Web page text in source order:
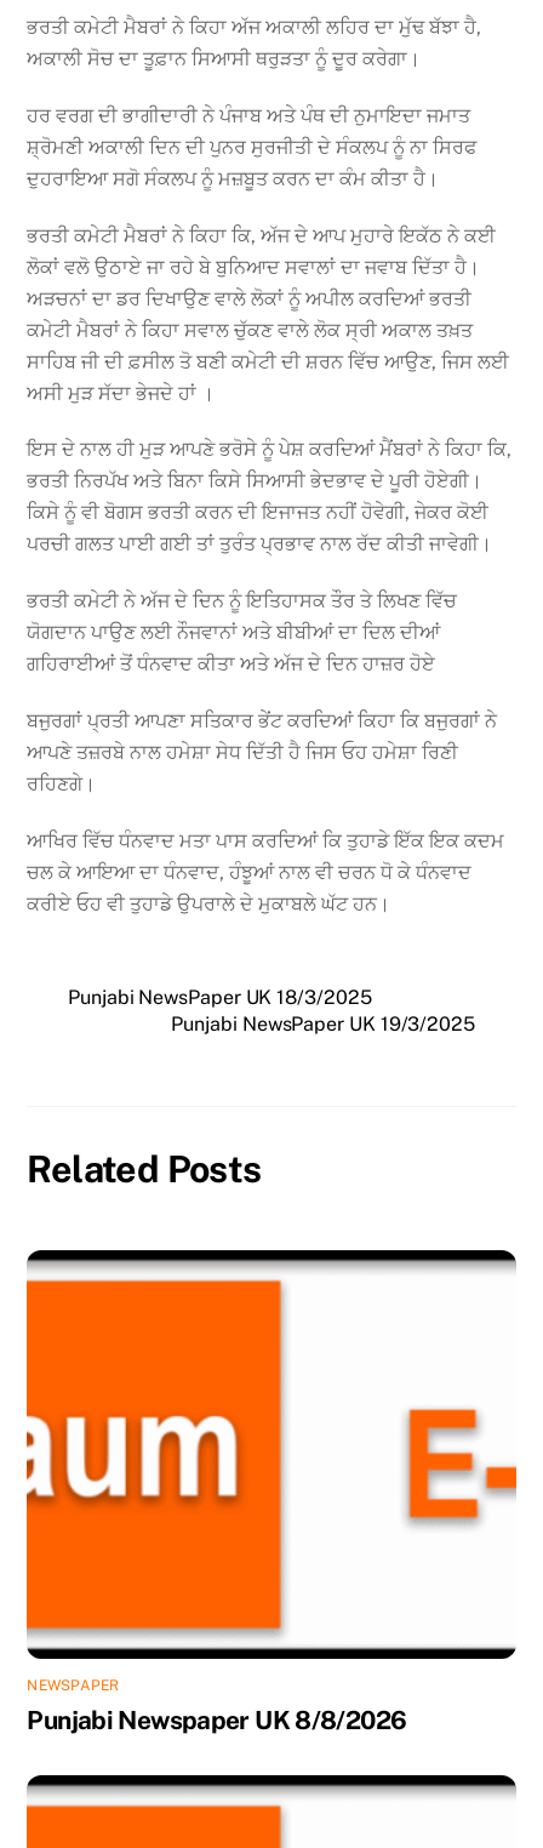
ਭਰਤੀ ਕਮੇਟੀ ਮੈਬਰਾਂ ਨੇ ਕਿਹਾ ਅੱਜ ਅਕਾਲੀ ਲਹਿਰ ਦਾ ਮੁੱਢ ਬੱਝਾ ਹੈ,
ਅਕਾਲੀ ਸੋਚ ਦਾ ਤੂਫ਼ਾਨ ਸਿਆਸੀ ਥਰੁੜਤਾ ਨੂੰ ਦੂਰ ਕਰੇਗਾ।
ਹਰ ਵਰਗ ਦੀ ਭਾਗੀਦਾਰੀ ਨੇ ਪੰਜਾਬ ਅਤੇ ਪੰਥ ਦੀ ਨੁਮਾਇਦਾ ਜਮਾਤ
ਸ਼੍ਰੋਮਣੀ ਅਕਾਲੀ ਦਿਨ ਦੀ ਪੁਨਰ ਸੁਰਜੀਤੀ ਦੇ ਸੰਕਲਪ ਨੂੰ ਨਾ ਸਿਰਫ
ਦੁਹਰਾਇਆ ਸਗੋ ਸੰਕਲਪ ਨੂੰ ਮਜ਼ਬੂਤ ਕਰਨ ਦਾ ਕੰਮ ਕੀਤਾ ਹੈ।
ਭਰਤੀ ਕਮੇਟੀ ਮੈਬਰਾਂ ਨੇ ਕਿਹਾ ਕਿ, ਅੱਜ ਦੇ ਆਪ ਮੁਹਾਰੇ ਇਕੱਠ ਨੇ ਕਈ
ਲੋਕਾਂ ਵਲੋ ਉਠਾਏ ਜਾ ਰਹੇ ਬੇ ਬੁਨਿਆਦ ਸਵਾਲਾਂ ਦਾ ਜਵਾਬ ਦਿੱਤਾ ਹੈ।
ਅੜਚਨਾਂ ਦਾ ਡਰ ਦਿਖਾਉਣ ਵਾਲੇ ਲੋਕਾਂ ਨੂੰ ਅਪੀਲ ਕਰਦਿਆਂ ਭਰਤੀ
ਕਮੇਟੀ ਮੈਬਰਾਂ ਨੇ ਕਿਹਾ ਸਵਾਲ ਚੁੱਕਣ ਵਾਲੇ ਲੋਕ ਸ੍ਰੀ ਅਕਾਲ ਤਖ਼ਤ
ਸਾਹਿਬ ਜੀ ਦੀ ਫ਼ਸੀਲ ਤੋ ਬਣੀ ਕਮੇਟੀ ਦੀ ਸ਼ਰਨ ਵਿੱਚ ਆਉਣ, ਜਿਸ ਲਈ
ਅਸੀ ਮੁੜ ਸੱਦਾ ਭੇਜਦੇ ਹਾਂ ।
ਇਸ ਦੇ ਨਾਲ ਹੀ ਮੁੜ ਆਪਣੇ ਭਰੋਸੇ ਨੂੰ ਪੇਸ਼ ਕਰਦਿਆਂ ਮੈਂਬਰਾਂ ਨੇ ਕਿਹਾ ਕਿ,
ਭਰਤੀ ਨਿਰਪੱਖ ਅਤੇ ਬਿਨਾ ਕਿਸੇ ਸਿਆਸੀ ਭੇਦਭਾਵ ਦੇ ਪੂਰੀ ਹੋਏਗੀ।
ਕਿਸੇ ਨੂੰ ਵੀ ਬੋਗਸ ਭਰਤੀ ਕਰਨ ਦੀ ਇਜਾਜਤ ਨਹੀਂ ਹੋਵੇਗੀ, ਜੇਕਰ ਕੋਈ
ਪਰਚੀ ਗਲਤ ਪਾਈ ਗਈ ਤਾਂ ਤੁਰੰਤ ਪ੍ਰਭਾਵ ਨਾਲ ਰੱਦ ਕੀਤੀ ਜਾਵੇਗੀ।
ਭਰਤੀ ਕਮੇਟੀ ਨੇ ਅੱਜ ਦੇ ਦਿਨ ਨੂੰ ਇਤਿਹਾਸਕ ਤੌਰ ਤੇ ਲਿਖਣ ਵਿੱਚ
ਯੋਗਦਾਨ ਪਾਉਣ ਲਈ ਨੌਜਵਾਨਾਂ ਅਤੇ ਬੀਬੀਆਂ ਦਾ ਦਿਲ ਦੀਆਂ
ਗਹਿਰਾਈਆਂ ਤੋਂ ਧੰਨਵਾਦ ਕੀਤਾ ਅਤੇ ਅੱਜ ਦੇ ਦਿਨ ਹਾਜ਼ਰ ਹੋਏ
ਬਜੁਰਗਾਂ ਪ੍ਰਤੀ ਆਪਣਾ ਸਤਿਕਾਰ ਭੇਂਟ ਕਰਦਿਆਂ ਕਿਹਾ ਕਿ ਬਜੁਰਗਾਂ ਨੇ
ਆਪਣੇ ਤਜ਼ਰਬੇ ਨਾਲ ਹਮੇਸ਼ਾ ਸੇਧ ਦਿੱਤੀ ਹੈ ਜਿਸ ਓਹ ਹਮੇਸ਼ਾ ਰਿਣੀ
ਰਹਿਣਗੇ।
ਆਖਿਰ ਵਿੱਚ ਧੰਨਵਾਦ ਮਤਾ ਪਾਸ ਕਰਦਿਆਂ ਕਿ ਤੁਹਾਡੇ ਇੱਕ ਇਕ ਕਦਮ
ਚਲ ਕੇ ਆਇਆ ਦਾ ਧੰਨਵਾਦ, ਹੰਝੂਆਂ ਨਾਲ ਵੀ ਚਰਨ ਧੋ ਕੇ ਧੰਨਵਾਦ
ਕਰੀਏ ਓਹ ਵੀ ਤੁਹਾਡੇ ਉਪਰਾਲੇ ਦੇ ਮੁਕਾਬਲੇ ਘੱਟ ਹਨ।
Punjabi NewsPaper UK 18/3/2025
Punjabi NewsPaper UK 19/3/2025
Related Posts
NEWSPAPER
Punjabi Newspaper UK 8/8/2026